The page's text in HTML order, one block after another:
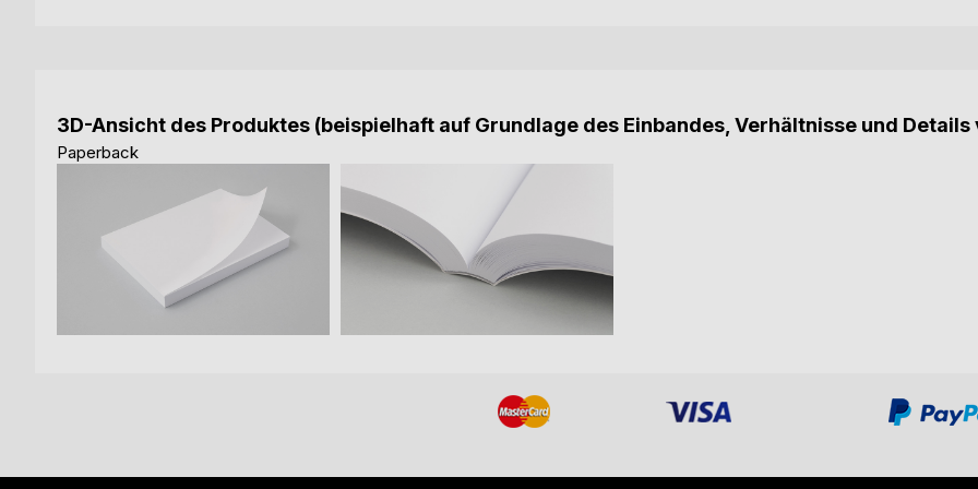
3D-Ansicht des Produktes (beispielhaft auf Grundlage des Einbandes, Verhältnisse und
Paperback